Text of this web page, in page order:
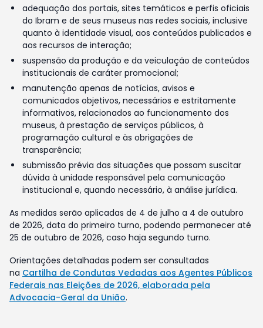
adequação dos portais, sites temáticos e perfis oficiais
do Ibram e de seus museus nas redes sociais, inclusive
quanto à identidade visual, aos conteúdos publicados e
aos recursos de interação;
suspensão da produção e da veiculação de conteúdos
institucionais de caráter promocional;
manutenção apenas de notícias, avisos e
comunicados objetivos, necessários e estritamente
informativos, relacionados ao funcionamento dos
museus, à prestação de serviços públicos, à
programação cultural e às obrigações de
transparência;
submissão prévia das situações que possam suscitar
dúvida à unidade responsável pela comunicação
institucional e, quando necessário, à análise jurídica.
As medidas serão aplicadas de 4 de julho a 4 de outubro
de 2026, data do primeiro turno, podendo permanecer até
25 de outubro de 2026, caso haja segundo turno.
Orientações detalhadas podem ser consultadas
na Cartilha de Condutas Vedadas aos Agentes Públicos
Federais nas Eleições de 2026, elaborada pela
Advocacia-Geral da União.